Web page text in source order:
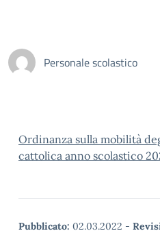
Personale scolastico
Ordinanza sulla mobilità
cattolica anno scolastico
Pubblicato: 02.03.2022 -